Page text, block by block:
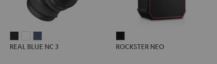
BLUEBLUEBLUE
REAL BLUE NC 3
NEO
ROCKSTER NEO